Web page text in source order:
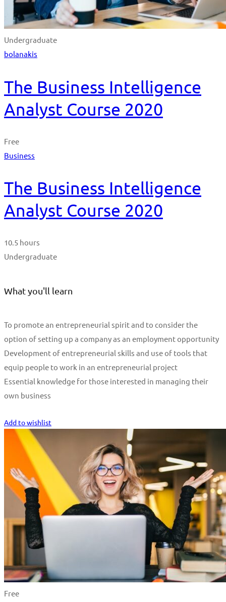
Undergraduate
bolanakis
The Business Intelligence
Analyst Course 2020
Free
Business
The Business Intelligence
Analyst Course 2020
10.5 hours
Undergraduate
What you'll learn
To promote an entrepreneurial spirit and to consider the
option of setting up a company as an employment opportunity
Development of entrepreneurial skills and use of tools that
equip people to work in an entrepreneurial project
Essential knowledge for those interested in managing their
own business
Add to wishlist
Free